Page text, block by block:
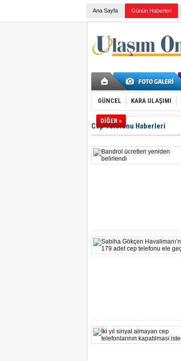
Ana Sayfa Günün Haberleri
GÜNCEL KARA ULAŞIMI
DİĞER »
Cep Telefonu Haberleri